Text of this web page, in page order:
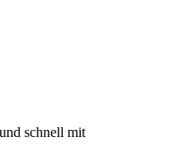
schnell mit